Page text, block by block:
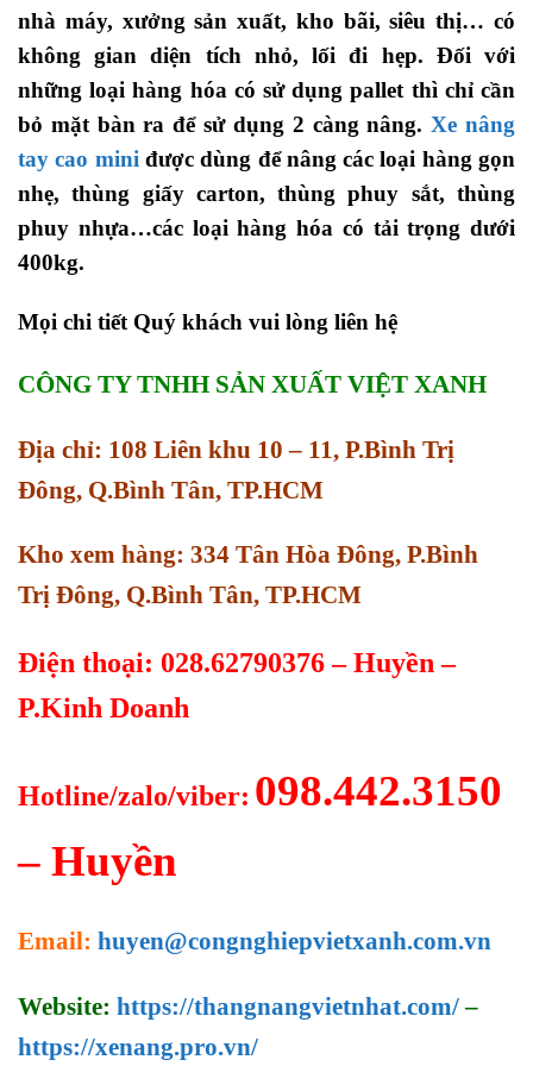
nhà máy, xưởng sản xuất, kho bãi, siêu thị… có
không gian diện tích nhỏ, lối đi hẹp. Đối với
những loại hàng hóa có sử dụng pallet thì chỉ cần
bỏ mặt bàn ra để sử dụng 2 càng nâng. Xe nâng
tay cao mini được dùng để nâng các loại hàng gọn
nhẹ, thùng giấy carton, thùng phuy sắt, thùng
phuy nhựa…các loại hàng hóa có tải trọng dưới
400kg.
Mọi chi tiết Quý khách vui lòng liên hệ
CÔNG TY TNHH SẢN XUẤT VIỆT XANH
Địa chỉ: 108 Liên khu 10 – 11, P.Bình Trị
Đông, Q.Bình Tân, TP.HCM
Kho xem hàng: 334 Tân Hòa Đông, P.Bình
Trị Đông, Q.Bình Tân, TP.HCM
Điện thoại: 028.62790376 – Huyền –
P.Kinh Doanh
Hotline/zalo/viber: 098.442.3150
– Huyền
Email: huyen@congnghiepvietxanh.com.vn
Website: https://thangnangvietnhat.com/–
https://xenang.pro.vn/